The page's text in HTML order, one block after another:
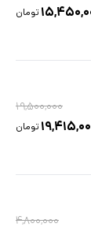
تومان
۱۹,۵۰۰,۰۰۰
تومان
۴,۸۰۰,۰۰۰